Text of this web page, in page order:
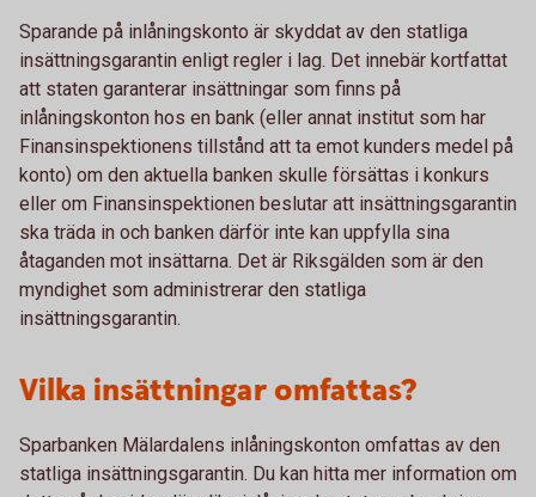
Sparande på inlåningskonto är skyddat av den statliga
insättningsgarantin enligt regler i lag. Det innebär kortfattat
att staten garanterar insättningar som finns på
inlåningskonton hos en bank (eller annat institut som har
Finansinspektionens tillstånd att ta emot kunders medel på
konto) om den aktuella banken skulle försättas i konkurs
eller om Finansinspektionen beslutar att insättningsgarantin
ska träda in och banken därför inte kan uppfylla sina
åtaganden mot insättarna. Det är Riksgälden som är den
myndighet som administrerar den statliga
insättningsgarantin.
Vilka insättningar omfattas?
Sparbanken Mälardalens inlåningskonton omfattas av den
statliga insättningsgarantin. Du kan hitta mer information om